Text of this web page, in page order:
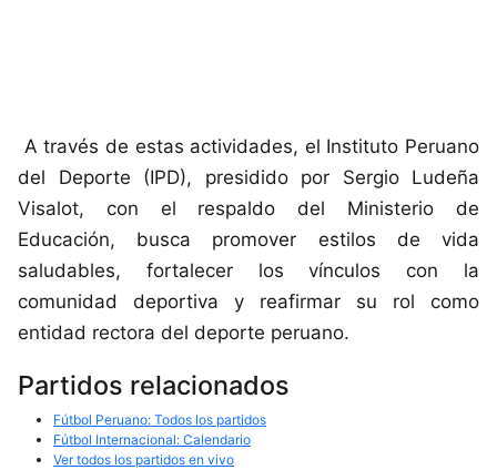
A través de estas actividades, el Instituto Peruano
del Deporte (IPD), presidido por Sergio Ludeña
Visalot, con el respaldo del Ministerio de
Educación, busca promover estilos de vida
saludables, fortalecer los vínculos con la
comunidad deportiva y reafirmar su rol como
entidad rectora del deporte peruano.
Partidos relacionados
Fútbol Peruano: Todos los partidos
Fútbol Internacional: Calendario
Ver todos los partidos en vivo